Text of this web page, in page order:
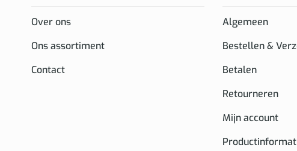
Over ons
Ons assortiment
Contact
Algemeen
Bestellen &
Betalen
Retourneren
Mijn account